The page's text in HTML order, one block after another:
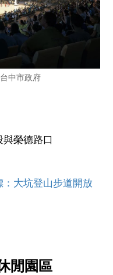
中市政府
榮德路口
：大坑登山步道開放
閒園區